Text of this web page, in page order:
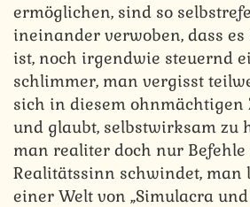
ermöglichen, sind so
ineinander verwoben, dass
ist, noch irgendwie steuernd
schlimmer, man vergisst
sich in diesem ohnmächtigen
und glaubt, selbstwirksam zu
man realiter doch nur Befehle
Realitätssinn schwindet, man
einer Welt von „Simulacra